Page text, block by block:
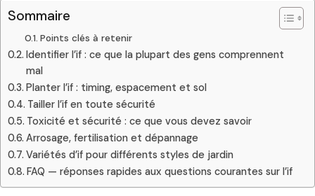
Sommaire
Points clés à retenir
Identifier l’if : ce que la plupart des gens comprennent
mal
Planter l’if : timing, espacement et sol
Tailler l’if en toute sécurité
Toxicité et sécurité : ce que vous devez savoir
Arrosage, fertilisation et dépannage
Variétés d’if pour différents styles de jardin
FAQ — réponses rapides aux questions courantes sur l’if